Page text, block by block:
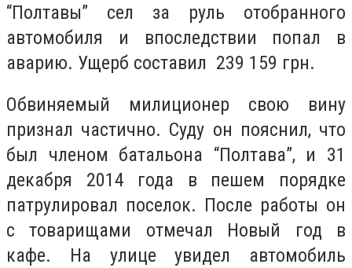
“Полтавы” сел за руль отобранного
автомобиля и впоследствии попал в
аварию. Ущерб составил 239 159 грн.
Обвиняемый милиционер свою вину
признал частично. Суду он пояснил, что
был членом батальона “Полтава”, и 31
декабря 2014 года в пешем порядке
патрулировал поселок. После работы он
с товарищами отмечал Новый год в
кафе. На улице увидел автомобиль